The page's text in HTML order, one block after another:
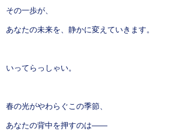
その一歩が、
あなたの未来を、静かに変えていきます。
いってらっしゃい。
春の光がやわらぐこの季節、
あなたの背中を押すのは——